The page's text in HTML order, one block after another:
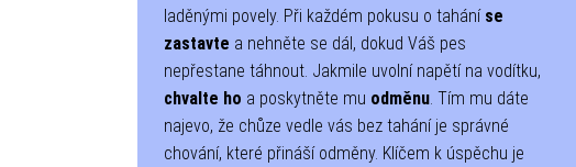
laděnými povely. Při každém pokusu o tahání se
zastavte a nehněte se dál, dokud Váš pes
nepřestane táhnout. Jakmile uvolní napětí na vodítku,
chvalte ho a poskytněte mu odměnu. Tím mu dáte
najevo, že chůze vedle vás bez tahání je správné
chování, které přináší odměny. Klíčem k úspěchu je